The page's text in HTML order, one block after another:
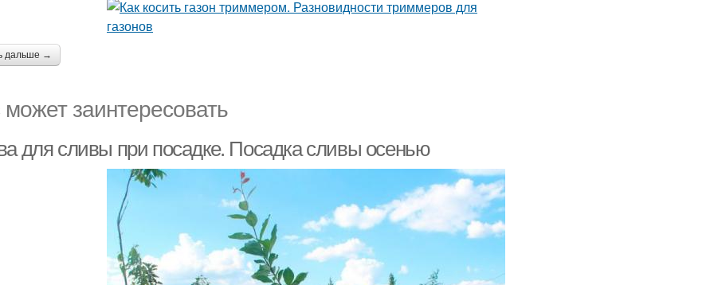
дальше →
заинтересовать
для сливы при посадке. Посадка сливы осенью